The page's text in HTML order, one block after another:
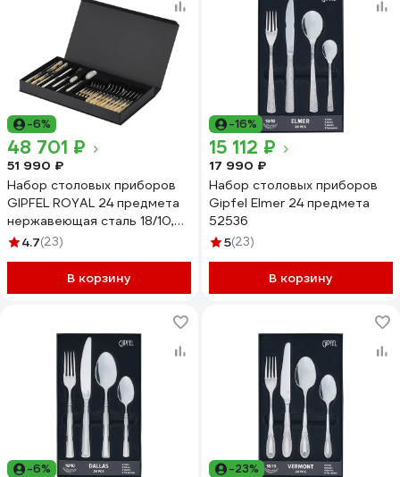
-6%
48 701 ₽
51 990 ₽
Набор столовых приборов
GIPFEL ROYAL 24 предмета
нержавеющая сталь 18/10,
метакрил 8613
4.7(23)
В корзину
-16%
15 112 ₽
17 990 ₽
Набор столовых приборов
Gipfel Elmer 24 предмета
52536
5(23)
В корзину
-6% -23%